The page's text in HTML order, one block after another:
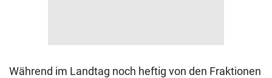
Während im Landtag noch heftig von den Fraktionen